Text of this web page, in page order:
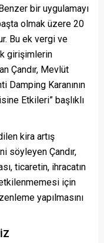
bir uygulamayı
olmak üzere 20
Bu ek vergi ve
girişimlerin
Çandır, Mevlüt
Damping Karanının
Etkileri” başlıklı
kira artış
söyleyen Çandır,
ticaretin, ihracatın
etkilenmemesi için
yapılmasını